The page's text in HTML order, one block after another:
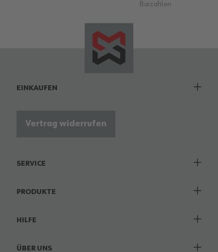
Barzahlen
EINKAUFEN
Vertrag widerrufen
SERVICE
PRODUKTE
HILFE
ÜBER UNS